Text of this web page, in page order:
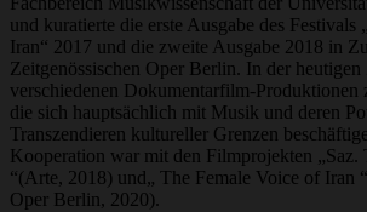
und kuratierte die erste Ausgabe des Festivals
Iran“ 2017 und die zweite Ausgabe 2018 in
Zeitgenössischen Oper Berlin. In der heutigen
verschiedenen Dokumentarfilm-Produktionen
die sich hauptsächlich mit Musik und deren
Transzendieren kultureller Grenzen
Kooperation war mit den Filmprojekten „Saz.
“(Arte, 2018) und„ The Female Voice of Iran
Oper Berlin, 2020).